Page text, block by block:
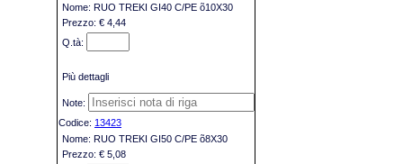
RUO TREKI GI40 C/PE õ10X30
€ 4,44
Più dettagli
13423
RUO TREKI GI50 C/PE õ8X30
€ 5,08